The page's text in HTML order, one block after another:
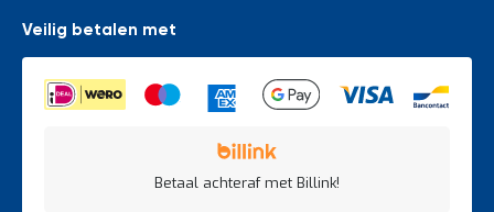
Veilig betalen met
Betaal achteraf met Billink!